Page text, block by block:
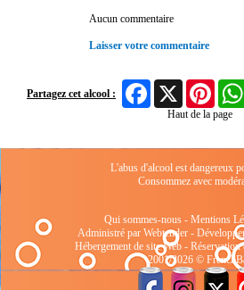
Aucun commentaire
Laisser votre commentaire
Partagez cet alcool :
FacebookX Pinterest
Haut de la page
L'abus d'alcool est dangereux
Consommez avec
Qui sommes-nous- Mentions
Administré par Webtender -
Hébergement de site Web- Réservation
2001/2026 ©